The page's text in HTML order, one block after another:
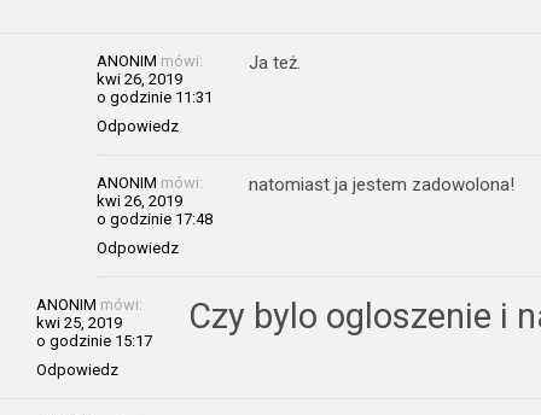
ANONIM mówi:
kwi 26, 2019
o godzinie 11:31
Odpowiedz
Ja też.
ANONIM mówi:
kwi 26, 2019
o godzinie 17:48
Odpowiedz
natomiast ja jestem zadowolona!
ANONIM mówi:
kwi 25, 2019
o godzinie 15:17
Odpowiedz
Czy bylo ogloszenie i